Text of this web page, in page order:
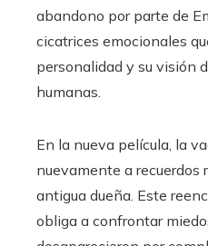
abandono por parte de
cicatrices emocionales
personalidad y su visión
humanas.
En la nueva película, la
nuevamente a recuerdos
antigua dueña. Este
obliga a confrontar